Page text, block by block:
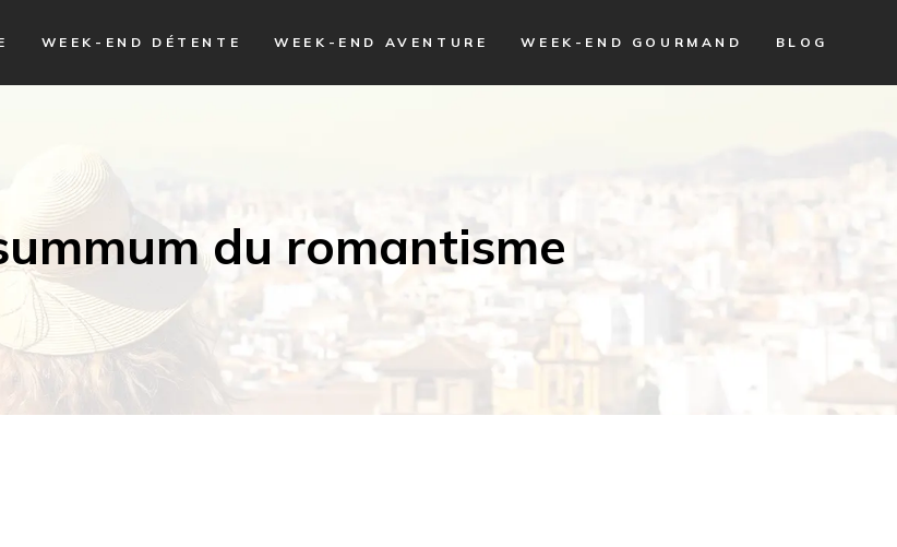
WEEK-END DÉTENTE WEEK-END AVENTURE WEEK-END GOURMAND BLOG
du romantisme